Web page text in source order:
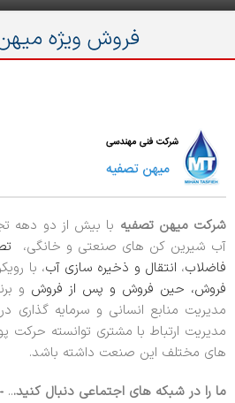
فروش ویژه
شرکت میهن تصفیه با بیش از دو دهه
آب شیرین کن های صنعتی و خانگی،
فاضلاب، انتقال و ذخیره سازی آب، با
فروش، حین فروش و پس از فروش و
مدیریت منابع انسانی و سرمایه گذاری
مدیریت ارتباط با مشتری توانسته حرکت
های مختلف این صنعت داشته باشد.
ما را در شبکه های اجتماعی دنبال کنید...